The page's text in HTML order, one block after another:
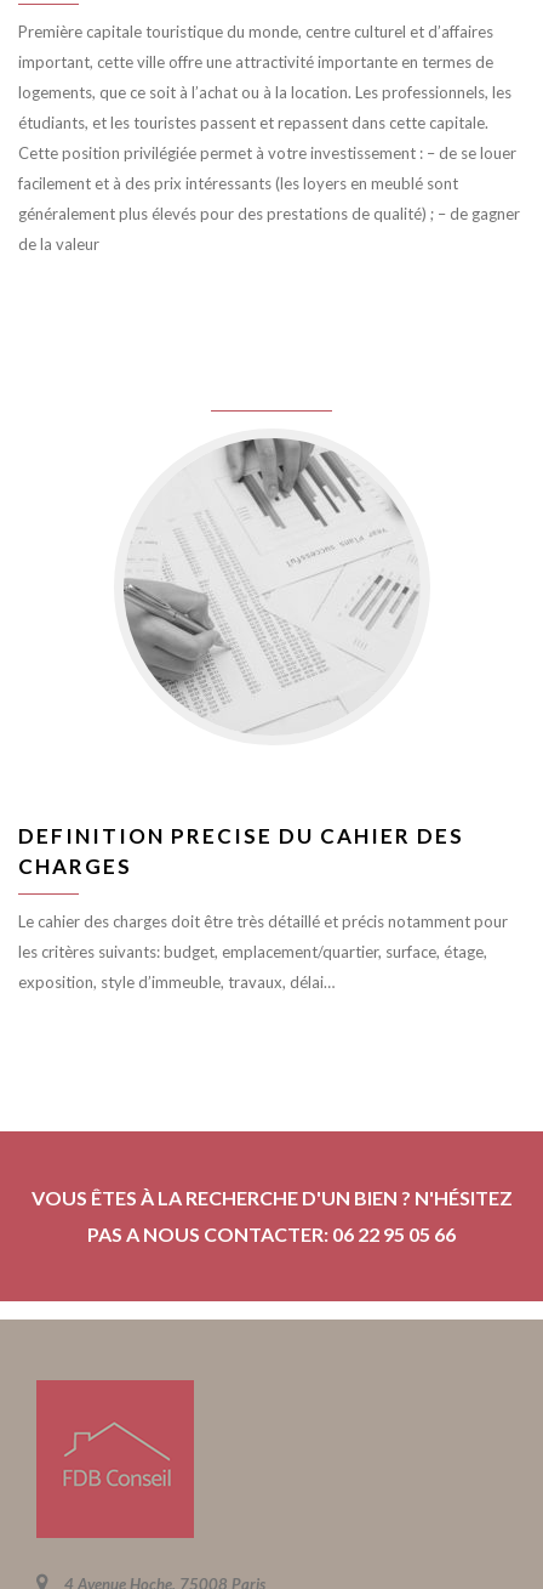
Première capitale touristique du monde, centre culturel et d’affaires
important, cette ville offre une attractivité importante en termes de
logements, que ce soit à l’achat ou à la location. Les professionnels, les
étudiants, et les touristes passent et repassent dans cette capitale.
Cette position privilégiée permet à votre investissement : – de se louer
facilement et à des prix intéressants (les loyers en meublé sont
généralement plus élevés pour des prestations de qualité) ; – de gagner
de la valeur
DEFINITION PRECISE DU CAHIER DES
CHARGES
Le cahier des charges doit être très détaillé et précis notamment pour
les critères suivants: budget, emplacement/quartier, surface, étage,
exposition, style d’immeuble, travaux, délai…
VOUS ÊTES À LA RECHERCHE D'UN BIEN ? N'HÉSITEZ
PAS A NOUS CONTACTER: 06 22 95 05 66
4 Avenue Hoche, 75008 Paris